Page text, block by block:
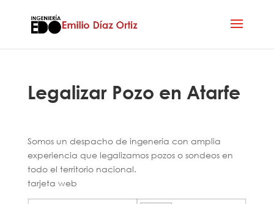
Legalizar Pozo en Atarfe
Somos un despacho de ingenería con amplia
experiencia que legalizamos pozos o sondeos en
todo el territorio nacional.
tarjeta web